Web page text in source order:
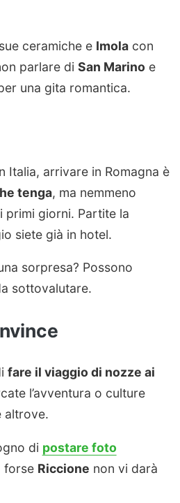
ceramiche e Imolacon
parlare di San Marino e
una gita romantica.
Italia, arrivare in Romagna è
tenga, ma nemmeno
primi giorni. Partite la
siete già in hotel.
sorpresa? Possono
sottovalutare.
fare il viaggio di nozze ai
l’avventura o culture
altrove.
di postare foto
forse Riccione non vi darà